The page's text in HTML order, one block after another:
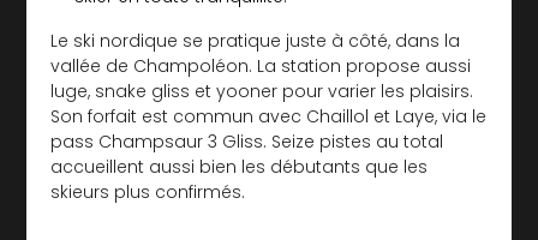
Le ski nordique se pratique juste à côté, dans la
vallée de Champoléon. La station propose aussi
luge, snake gliss et yooner pour varier les plaisirs.
Son forfait est commun avec Chaillol et Laye, via le
pass Champsaur 3 Gliss. Seize pistes au total
accueillent aussi bien les débutants que les
skieurs plus confirmés.